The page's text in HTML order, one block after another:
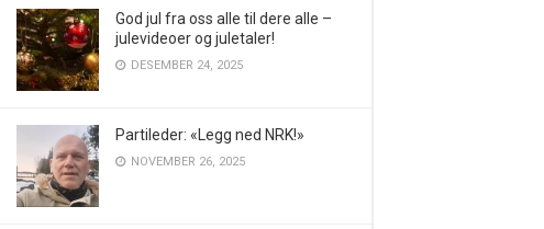
God jul fra oss alle til dere alle –
julevideoer og juletaler!
DESEMBER 24, 2025
Partileder: «Legg ned NRK!»
NOVEMBER 26, 2025